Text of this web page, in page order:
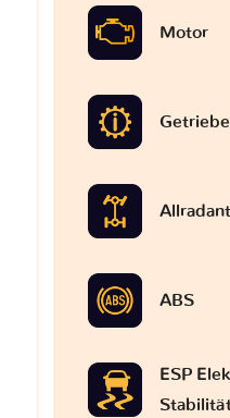
Motor
Getriebe
ABS
ESP